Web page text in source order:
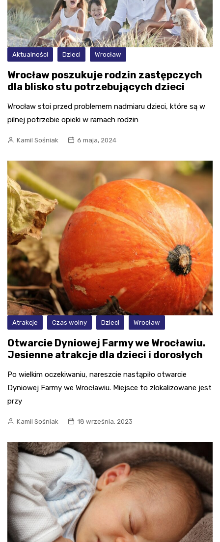
Aktualności Dzieci Wrocław
Wrocław poszukuje rodzin zastępczych
dla blisko stu potrzebujących dzieci
Wrocław stoi przed problemem nadmiaru dzieci, które są w
pilnej potrzebie opieki w ramach rodzin
Kamil Sośniak 6 maja, 2024
Atrakcje Czas wolny Dzieci Wrocław
Otwarcie Dyniowej Farmy we Wrocławiu.
Jesienne atrakcje dla dzieci i dorosłych
Po wielkim oczekiwaniu, nareszcie nastąpiło otwarcie
Dyniowej Farmy we Wrocławiu. Miejsce to zlokalizowane jest
przy
Kamil Sośniak 18 września, 2023